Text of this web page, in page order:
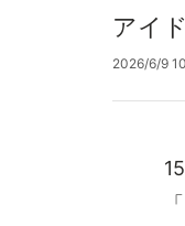
アイ
2026/6/9